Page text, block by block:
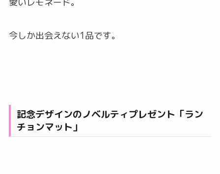
今しか出会えない1品です。
記念デザインのノベルティプレゼント「ラン
チョンマット」